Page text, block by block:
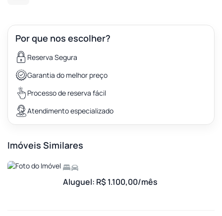
Por que nos escolher?
Reserva Segura
Garantia do melhor preço
Processo de reserva fácil
Atendimento especializado
Imóveis Similares
Aluguel: R$ 1.100,00/mês